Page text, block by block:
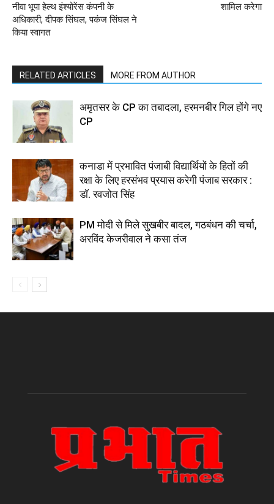
नीवा भूपा हेल्थ इंश्योरेंस कंपनी के
अधिकारी, दीपक सिंघल, पकंज सिंघल ने
किया स्वागत
शामिल करेगा
RELATED ARTICLES MORE FROM AUTHOR
अमृतसर के CP का तबादला, हरमनबीर गिल होंगे नए
CP
कनाडा में प्रभावित पंजाबी विद्यार्थियों के हितों की
रक्षा के लिए हरसंभव प्रयास करेगी पंजाब सरकार :
डॉ. रवजोत सिंह
PM मोदी से मिले सुखबीर बादल, गठबंधन की चर्चा,
अरविंद केजरीवाल ने कसा तंज